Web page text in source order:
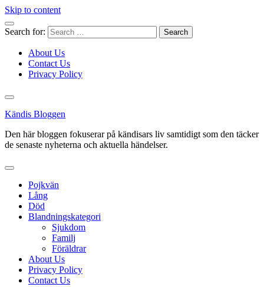
Skip to content
Search for:
About Us
Contact Us
Privacy Policy
Kändis Bloggen
Den här bloggen fokuserar på kändisars liv samtidigt som den täcker
de senaste nyheterna och aktuella händelser.
Pojkvän
Lång
Död
Blandningskategori
Sjukdom
Familj
Föräldrar
About Us
Privacy Policy
Contact Us